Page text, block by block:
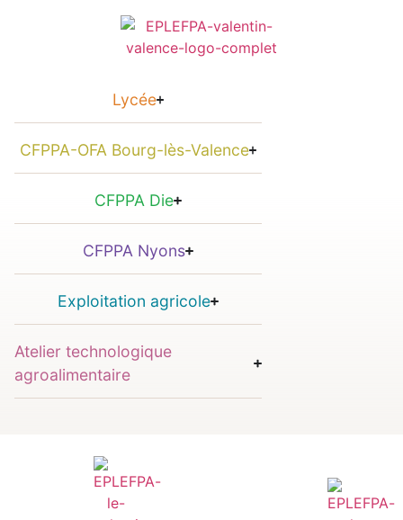
Lycée
CFPPA-OFA Bourg-lès-Valence
CFPPA Die
CFPPA Nyons
Exploitation agricole
Atelier technologique
agroalimentaire